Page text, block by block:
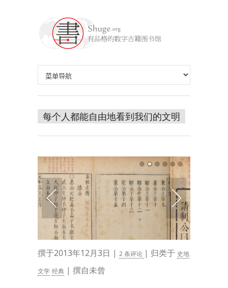
每个人都能自由地看到我们的文明
撰于2013年12月3日 | 2 条评论 | 归类于 史地
文学 经典 | 撰自未曾